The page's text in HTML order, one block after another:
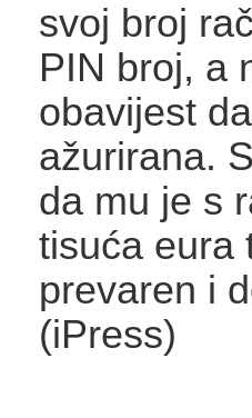
svoj broj
PIN broj, a
obavijest
ažurirana.
da mu je s
tisuća eura
prevaren i
(iPress)